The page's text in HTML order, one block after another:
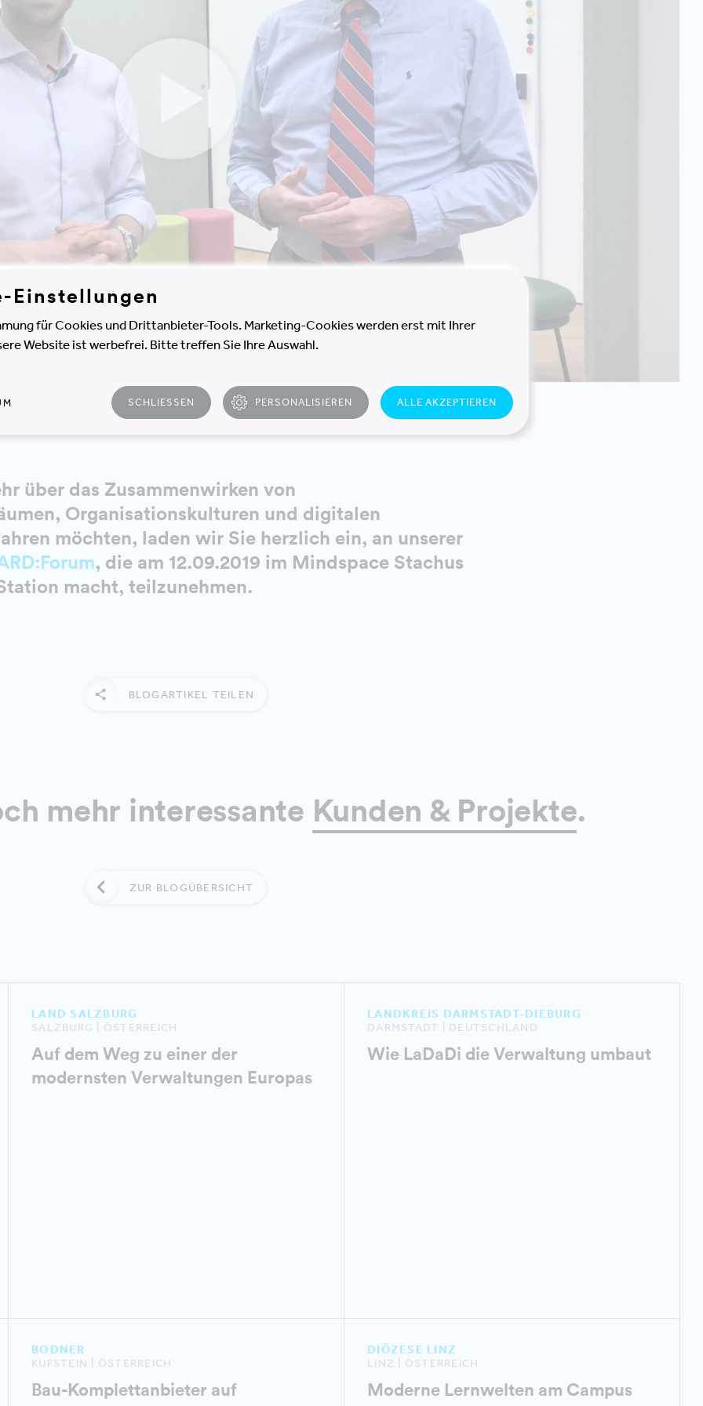
über das Zusammenwirken von
Organisationskulturen und digitalen
möchten, laden wir Sie herzlich ein, an unserer
, die am 12.09.2019 im Mindspace Stachus
macht, teilzunehmen.
BLOGARTIKEL TEILEN
mehr interessante Kunden & Projekte.
ZUR BLOGÜBERSICHT
LAND SALZBURG
SALZBURG | ÖSTERREICH
Auf dem Weg zu einer der
modernsten Verwaltungen Europas
LANDKREIS DARMSTADT-DIEBURG
DARMSTADT | DEUTSCHLAND
Wie LaDaDi die Verwaltung umbaut
BODNER
KUFSTEIN | ÖSTERREICH
Bau-Komplettanbieter auf
DIÖZESE LINZ
LINZ | ÖSTERREICH
Moderne Lernwelten am Campus
Einstellungen
für Cookies und Drittanbieter-Tools. Marketing-Cookies werden erst mit Ihrer
Website ist werbefrei. Bitte treffen Sie Ihre Auswahl.
SCHLIESSEN PERSONALISIEREN ALLE AKZEPTIEREN